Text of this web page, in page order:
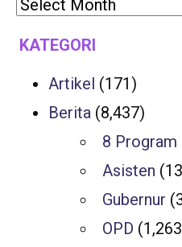
KATEGORI
Artikel (171)
Berita (8,437)
8 Program
Asisten
Gubernur
OPD